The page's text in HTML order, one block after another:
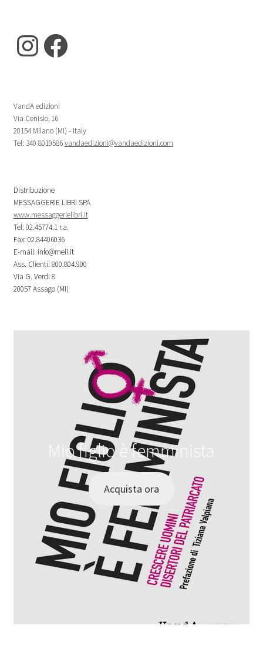
Instagram
Facebook
VandA edizioni
Via Cenisio, 16
20154 Milano (MI) - Italy
Tel: 340 8019586vandaedizioni@vandaedizioni.com
Distribuzione
MESSAGGERIE LIBRI SPA
www.messaggerielibri.it
Tel: 02.45774.1 r.a.
Fax: 02.84406036
E-mail: info@meli.it
Ass. Clienti: 800.804.900
Via G. Verdi 8
20057 Assago (MI)
Mio figlio è femminista
Acquista ora